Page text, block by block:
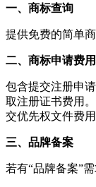
一、商标查询
提供免费的简单
二、商标申请费
包含提交注册申
取注册证书费用
交优先权文件费用
三、品牌备案
若有“品牌备案”